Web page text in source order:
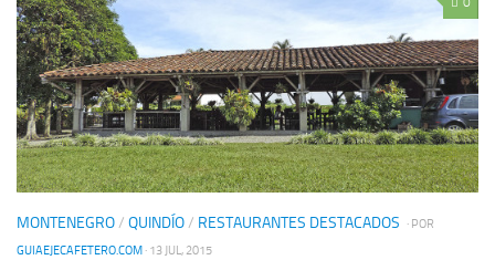
MONTENEGRO/ QUINDÍO/ RESTAURANTES DESTACADOS · POR
GUIAEJECAFETERO.COM · 13 JUL, 2015